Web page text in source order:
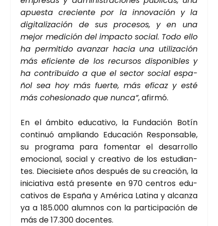
apues­ta cre­cien­te por la inno­va­ción y la
digi­ta­li­za­ción de sus pro­ce­sos, y en una
mejor medi­ción del impac­to social. Todo ello
ha per­mi­ti­do avan­zar hacia una uti­li­za­ción
más efi­cien­te de los recur­sos dis­po­ni­bles y
ha con­tri­bui­do a que el sec­tor social espa­
ñol sea hoy más fuer­te, más efi­caz y esté
más cohe­sio­na­do que nun­ca”, afir­mó.
En el ámbi­to edu­ca­ti­vo, la Fun­da­ción Botín
con­ti­nuó amplian­do Edu­ca­ción Res­pon­sa­ble,
su pro­gra­ma para fomen­tar el desa­rro­llo
emo­cio­nal, social y crea­ti­vo de los estu­dian­
tes. Die­ci­sie­te años des­pués de su crea­ción, la
ini­cia­ti­va está pre­sen­te en 970 cen­tros edu­
ca­ti­vos de Espa­ña y Amé­ri­ca Lati­na y alcan­za
ya a 185.000 alum­nos con la par­ti­ci­pa­ción de
más de 17.300 docen­tes.